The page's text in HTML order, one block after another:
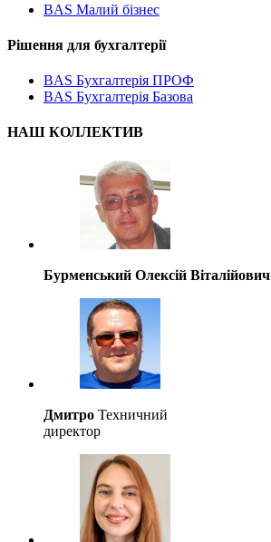
BAS Малий бізнес
Рішення для бухгалтерії
BAS Бухгалтерія ПРОФ
BAS Бухгалтерія Базова
НАШ КОЛЛЕКТИВ
Бурменський Олексій Віталійович
Дмитро Техничний
директор